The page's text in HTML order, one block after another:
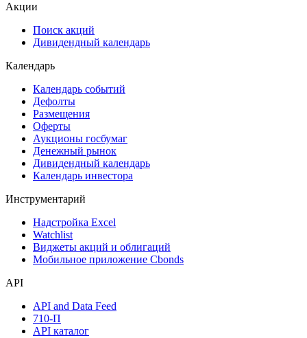
Акции
Поиск акций
Дивидендный календарь
Календарь
Календарь событий
Дефолты
Размещения
Оферты
Аукционы госбумаг
Денежный рынок
Дивидендный календарь
Календарь инвестора
Инструментарий
Надстройка Excel
Watchlist
Виджеты акций и облигаций
Мобильное приложение Cbonds
API
API and Data Feed
710-П
API каталог